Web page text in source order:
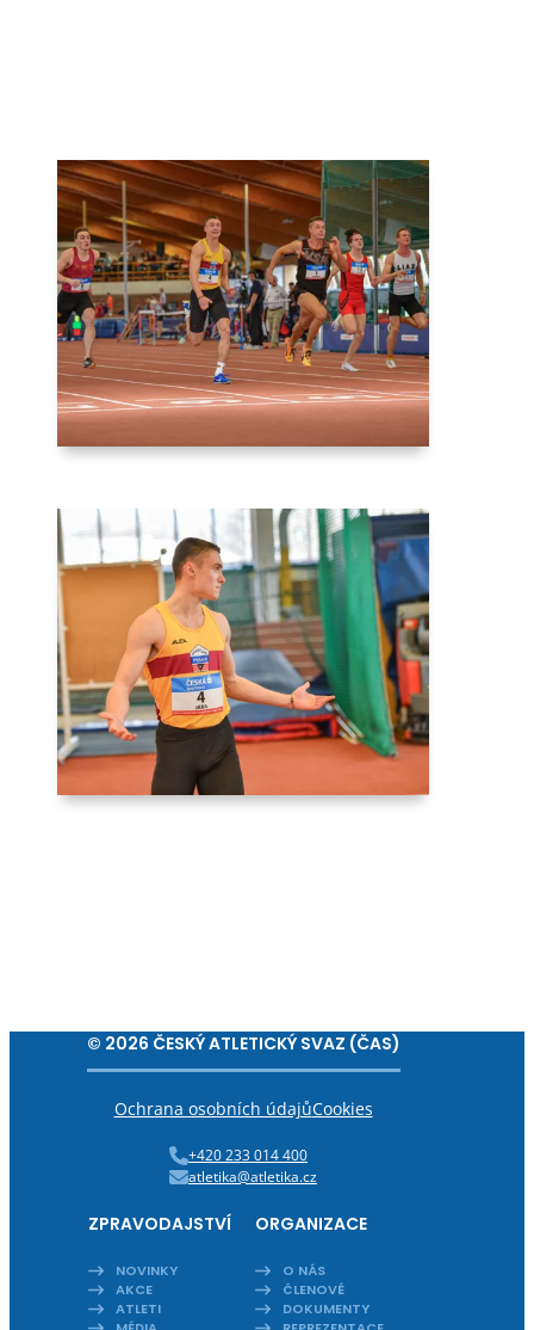
© 2026 ČESKÝ ATLETICKÝ SVAZ (ČAS)
Ochrana osobních údajůCookies
+420 233 014 400
atletika@atletika.cz
ZPRAVODAJSTVÍ
NOVINKY
AKCE
ATLETI
ORGANIZACE
O NÁS
ČLENOVÉ
DOKUMENTY